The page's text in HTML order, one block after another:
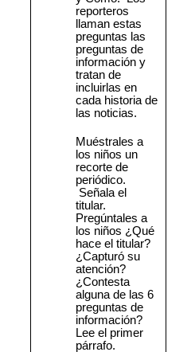
reporteros
llaman estas
preguntas las
preguntas de
información y
tratan de
incluirlas en
cada historia de
las noticias.
Muéstrales a
los niños un
recorte de
periódico.
Señala el
titular.
Pregúntales a
los niños ¿Qué
hace el titular?
¿Capturó su
atención?
¿Contesta
alguna de las 6
preguntas de
información?
Lee el primer
párrafo.